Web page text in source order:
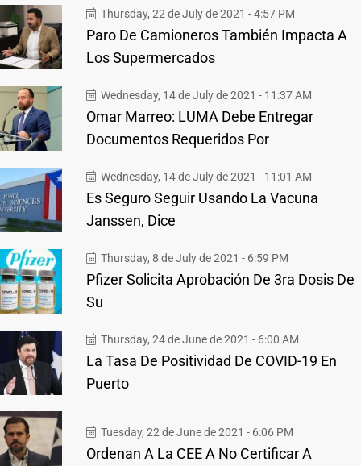
Thursday, 22 de July de 2021 - 4:57 PM
Paro De Camioneros También Impacta A
Los Supermercados
Wednesday, 14 de July de 2021 - 11:37 AM
Omar Marreo: LUMA Debe Entregar
Documentos Requeridos Por
Wednesday, 14 de July de 2021 - 11:01 AM
Es Seguro Seguir Usando La Vacuna
Janssen, Dice
Thursday, 8 de July de 2021 - 6:59 PM
Pfizer Solicita Aprobación De 3ra Dosis De
Su
Thursday, 24 de June de 2021 - 6:00 AM
La Tasa De Positividad De COVID-19 En
Puerto
Tuesday, 22 de June de 2021 - 6:06 PM
Ordenan A La CEE A No Certificar A